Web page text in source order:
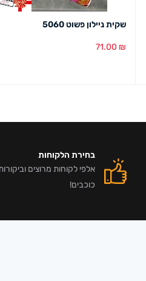
שקית ניילון פשוט 5060
71.00 ₪
בחירת הלקוחות
כוכבים!